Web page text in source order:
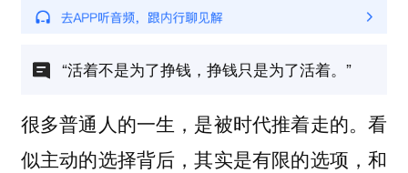
“活着不是为了挣钱，挣钱只是为了活着。”
很多普通人的一生，是被时代推着走的。看
似主动的选择背后，其实是有限的选项，和